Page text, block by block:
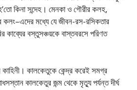
কিনা সন্দেহ। মেনকা ও গৌরীর কলহ,
কলং–এদের মধ্যে যে জীবন-রস-রসিকতার
কাব্যের বস্তুসঞ্চয়কে বাস্তবরসে পরিণত
কাহিনী। কালকেতুকে কেন্দ্র করেই সমগ্র
কালকেতুর জন্ম থেকে মৃত্যু পর্যন্ত দীর্ঘ